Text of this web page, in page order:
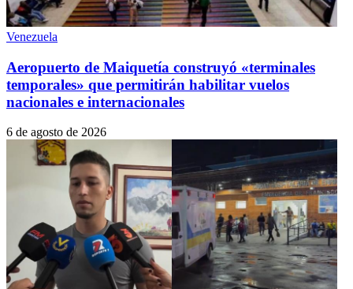
Venezuela
Aeropuerto de Maiquetía construyó «terminales
temporales» que permitirán habilitar vuelos
nacionales e internacionales
6 de agosto de 2026